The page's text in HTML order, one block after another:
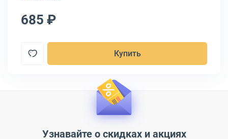
685 ₽
Купить
Узнавайте о скидках и акциях